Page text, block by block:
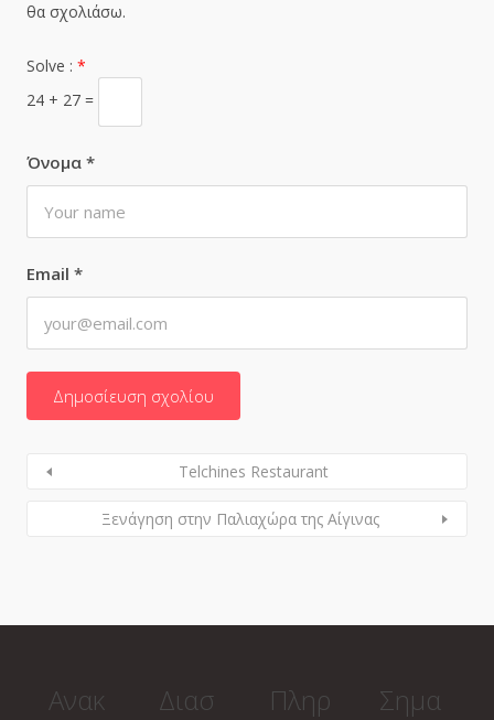
Όνομα *
Email *
θα σχολιάσω.
Solve : *
24 + 27 =
Telchines Restaurant
Ξενάγηση στην Παλιαχώρα της Αίγινας
Ανακ
Διασ
Πληρ
Σημα